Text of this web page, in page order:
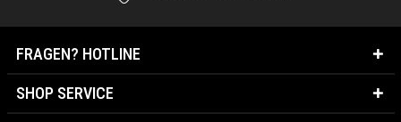
FRAGEN? HOTLINE
SHOP SERVICE